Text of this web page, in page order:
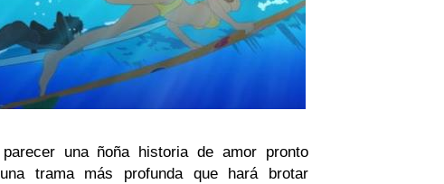
una ñoña historia de amor pronto
trama más profunda que hará brotar